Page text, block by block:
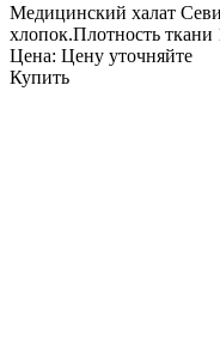
Медицинский халат
хлопок.Плотность
Цена: Цену уточняйте
Купить